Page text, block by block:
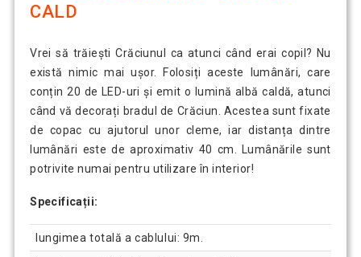
CALD
Vrei să trăiești Crăciunul ca atunci când erai copil? Nu
există nimic mai ușor. Folosiți aceste lumânări, care
conțin 20 de LED-uri și emit o lumină albă caldă, atunci
când vă decorați bradul de Crăciun. Acestea sunt fixate
de copac cu ajutorul unor cleme, iar distanța dintre
lumânări este de aproximativ 40 cm. Lumânările sunt
potrivite numai pentru utilizare în interior!
Specificații:
lungimea totală a cablului: 9m.